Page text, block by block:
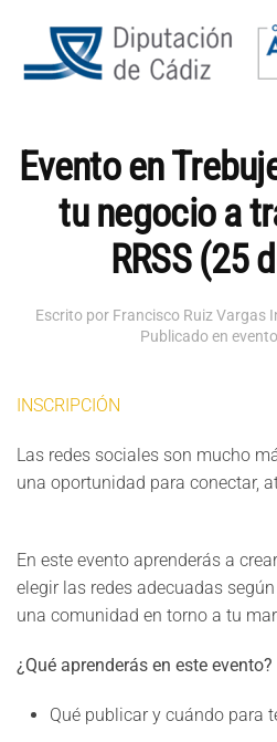
Evento en
tu negocio a
RRSS (25
Escrito por Francisco Ruiz Vargas
Publicado en
INSCRIPCIÓN
Las redes sociales son mucho
una oportunidad para conectar,
En este evento aprenderás a
elegir las redes adecuadas
una comunidad en torno a tu
¿Qué aprenderás en este evento?
Qué publicar y cuándo para